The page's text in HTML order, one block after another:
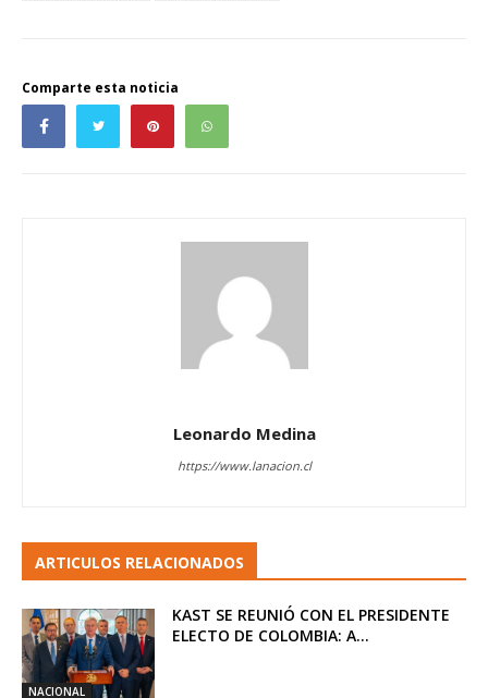
Comparte esta noticia
Leonardo Medina
https://www.lanacion.cl
ARTICULOS RELACIONADOS
NACIONAL
KAST SE REUNIÓ CON EL PRESIDENTE
ELECTO DE COLOMBIA: A...